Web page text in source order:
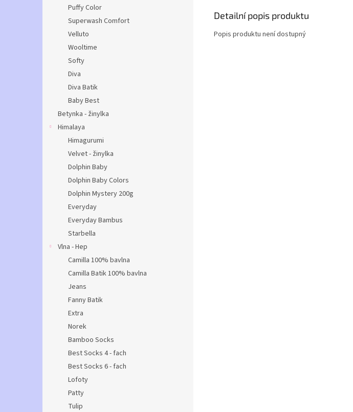
Puffy Color
Superwash Comfort
Velluto
Wooltime
Softy
Diva
Diva Batik
Baby Best
Betynka - žinylka
Himalaya
Himagurumi
Velvet - žinylka
Dolphin Baby
Dolphin Baby Colors
Dolphin Mystery 200g
Everyday
Everyday Bambus
Starbella
Vlna - Hep
Camilla 100% bavlna
Camilla Batik 100% bavlna
Jeans
Fanny Batik
Extra
Norek
Bamboo Socks
Best Socks 4 - fach
Best Socks 6 - fach
Lofoty
Patty
Tulip
Detailní popis produktu
Popis produktu není dostupný